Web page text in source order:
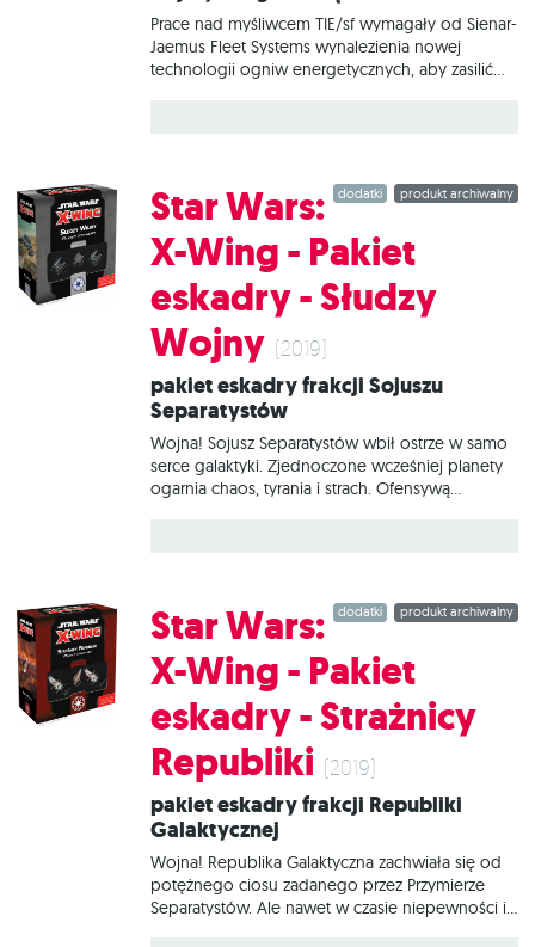
Prace nad myśliwcem TIE/sf wymagały od Sienar-
Jaemus Fleet Systems wynalezienia nowej
technologii ogniw energetycznych, aby zasilić
co niezbędne, aby dodać do gry 1 statek
Myśliwiec TIE/sf.
produkt archiwalny
dodatki
Star Wars:
X-Wing - Pakiet
eskadry - Słudzy
Wojny (2019)
Pakiet eskadry frakcji Sojuszu
Separatystów
Wojna! Sojusz Separatystów wbił ostrze w samo
serce galaktyki. Zjednoczone wcześniej planety
ogarnia chaos, tyrania i strach. Ofensywą
droidy taktyczne atakują niewinne planety,
spychając Republikę do defensywy. A
swoim zmodyfikowanym myśliwcu Belbullab-22,
niestrudzenie polując na Jedi. W tym zestawie
znajduje się wszystko, co niezbędne, aby dodać
do gry 1 statek Myśliwiec gwiezdny Belbullab-22 i
2 statki Droid-myśliwiec klasy Vulture.
produkt archiwalny
dodatki
Star Wars:
X-Wing - Pakiet
eskadry - Strażnicy
Republiki (2019)
Pakiet eskadry frakcji Republiki
Galaktycznej
Wojna! Republika Galaktyczna zachwiała się od
potężnego ciosu zadanego przez Przymierze
Separatystów. Ale nawet w czasie niepewności i